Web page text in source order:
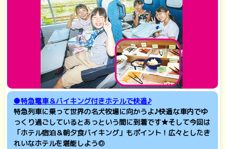
●特急電車＆バイキング付きホテルで快適♪
特急列車に乗って世界の名犬牧場に向かうよ♪快適な車内でゆ
っくり過ごしているとあっという間に到着です★そして今回は
「ホテル宿泊＆朝夕食バイキング」もポイント！広々としたき
れいなホテルを堪能しよう◎